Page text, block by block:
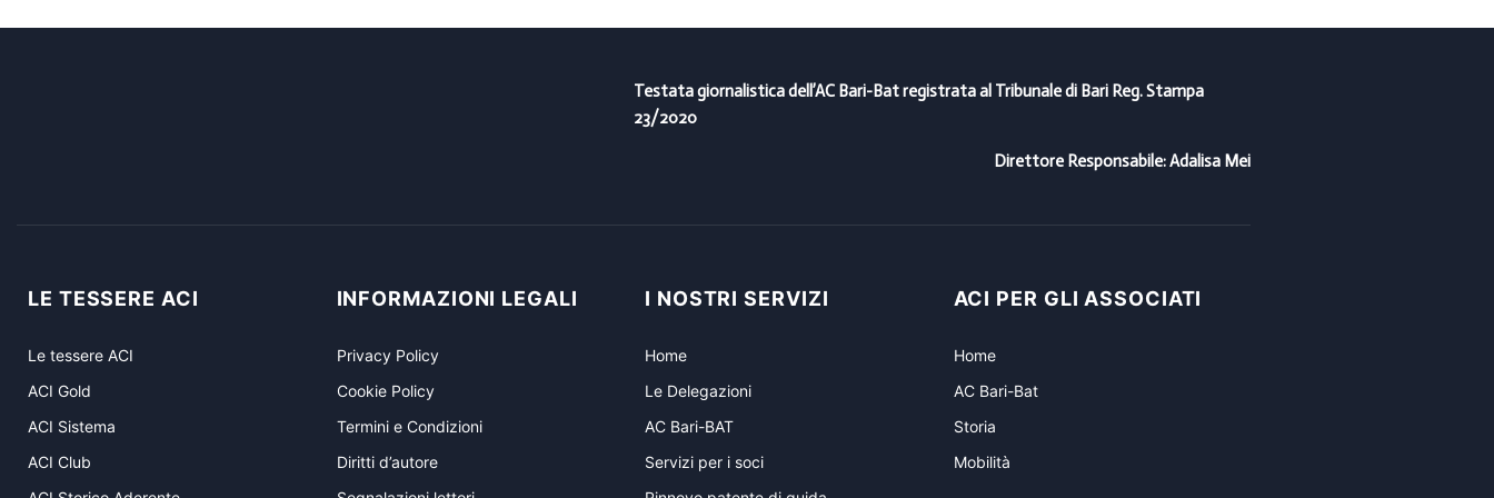
Testata giornalistica dell’AC Bari-Bat registrata al Tribunale di Bari Reg. Stampa
23/2020
Direttore Responsabile: Adalisa Mei
LE TESSERE ACI
Le tessere ACI
ACI Gold
ACI Sistema
ACI Club
INFORMAZIONI LEGALI
Privacy Policy
Cookie Policy
Termini e Condizioni
Diritti d’autore
I NOSTRI SERVIZI
Home
Le Delegazioni
AC Bari-BAT
Servizi per i soci
ACI PER GLI ASSOCIATI
Home
AC Bari-Bat
Storia
Mobilità